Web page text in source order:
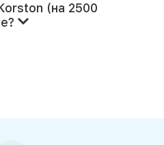
(на 2500